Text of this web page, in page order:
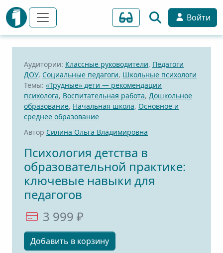
Войти
Аудитории: Классные руководители, Педагоги
ДОУ, Социальные педагоги, Школьные психологи
Темы: «Трудные» дети — рекомендации
психолога, Воспитательная работа, Дошкольное
образование, Начальная школа, Основное и
среднее образование
Автор Силина Ольга Владимировна
Психология детства в
образовательной практике:
ключевые навыки для
педагогов
3 999 ₽
Добавить в корзину